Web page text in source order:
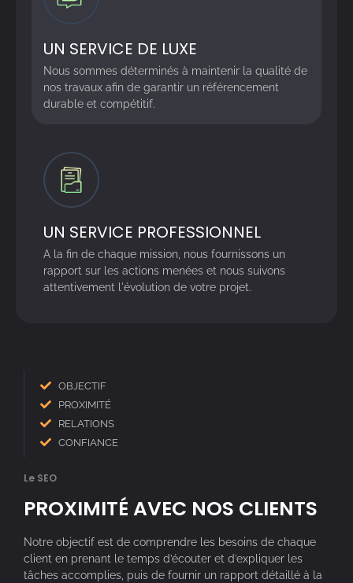
UN SERVICE DE LUXE
Nous sommes déterminés à maintenir la qualité de
nos travaux afin de garantir un référencement
durable et compétitif.
UN SERVICE PROFESSIONNEL
A la fin de chaque mission, nous fournissons un
rapport sur les actions menées et nous suivons
attentivement l'évolution de votre projet.
OBJECTIF
PROXIMITÉ
RELATIONS
CONFIANCE
Le SEO
PROXIMITÉ AVEC NOS CLIENTS
Notre objectif est de comprendre les besoins de chaque
client en prenant le temps d’écouter et d’expliquer les
tâches accomplies, puis de fournir un rapport détaillé à la